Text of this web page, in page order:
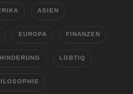
ASIEN
EUROPA FINANZEN
LGBTIQ